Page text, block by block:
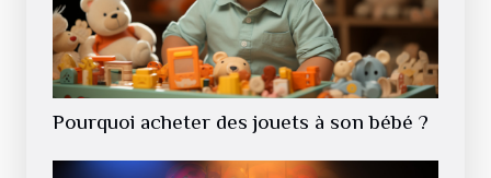
Pourquoi acheter des jouets à son bébé ?